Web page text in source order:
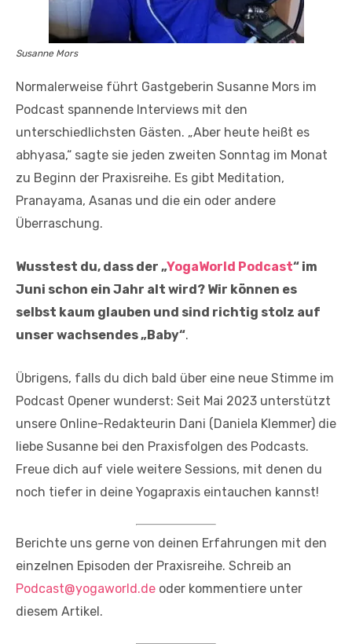
Susanne Mors
Normalerweise führt Gastgeberin Susanne Mors im
Podcast spannende Interviews mit den
unterschiedlichsten Gästen. „Aber heute heißt es
abhyasa,“ sagte sie jeden zweiten Sonntag im Monat
zu Beginn der Praxisreihe. Es gibt Meditation,
Pranayama, Asanas und die ein oder andere
Überraschung.
Wusstest du, dass der „YogaWorld Podcast“ im
Juni schon ein Jahr alt wird? Wir können es
selbst kaum glauben und sind richtig stolz auf
unser wachsendes „Baby“.
Übrigens, falls du dich bald über eine neue Stimme im
Podcast Opener wunderst: Seit Mai 2023 unterstützt
unsere Online-Redakteurin Dani (Daniela Klemmer) die
liebe Susanne bei den Praxisfolgen des Podcasts.
Freue dich auf viele weitere Sessions, mit denen du
noch tiefer in deine Yogapraxis eintauchen kannst!
Berichte uns gerne von deinen Erfahrungen mit den
einzelnen Episoden der Praxisreihe. Schreib an
Podcast@yogaworld.de oder kommentiere unter
diesem Artikel.